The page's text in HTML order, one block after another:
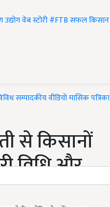
उद्योगवेब स्टोरी#FTBसफल किसान
सम्पादकीयवीडियोमासिक पत्रिका
से किसानों
विधि और